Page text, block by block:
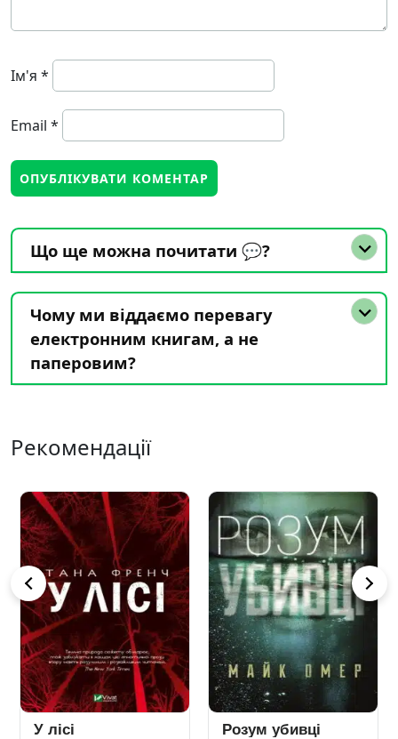
Ім'я *
Email *
Що ще можна почитати 💬?
Чому ми віддаємо перевагу
електронним книгам, а не
паперовим?
Рекомендації
У лісі Розум убивці